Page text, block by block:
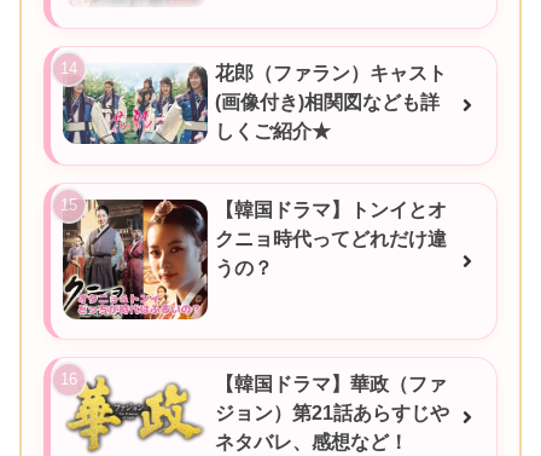
花郎（ファラン）キャスト
(画像付き)相関図なども詳
しくご紹介★
【韓国ドラマ】トンイとオ
クニョ時代ってどれだけ違
うの？
【韓国ドラマ】華政（ファ
ジョン）第21話あらすじや
ネタバレ、感想など！